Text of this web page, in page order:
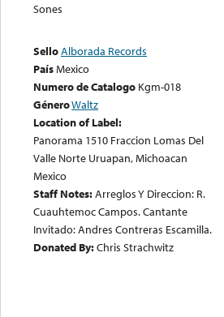
Sones
SelloAlborada Records
PaísMexico
Numero de Catalogo Kgm-018
GéneroWaltz
Location of Label:
Panorama 1510 Fraccion Lomas Del
Valle Norte Uruapan, Michoacan
Mexico
Staff Notes:Arreglos Y Direccion: R.
Cuauhtemoc Campos. Cantante
Invitado: Andres Contreras Escamilla.
Donated By:Chris Strachwitz